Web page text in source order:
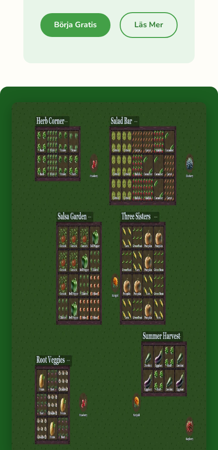
Börja Gratis Läs Mer